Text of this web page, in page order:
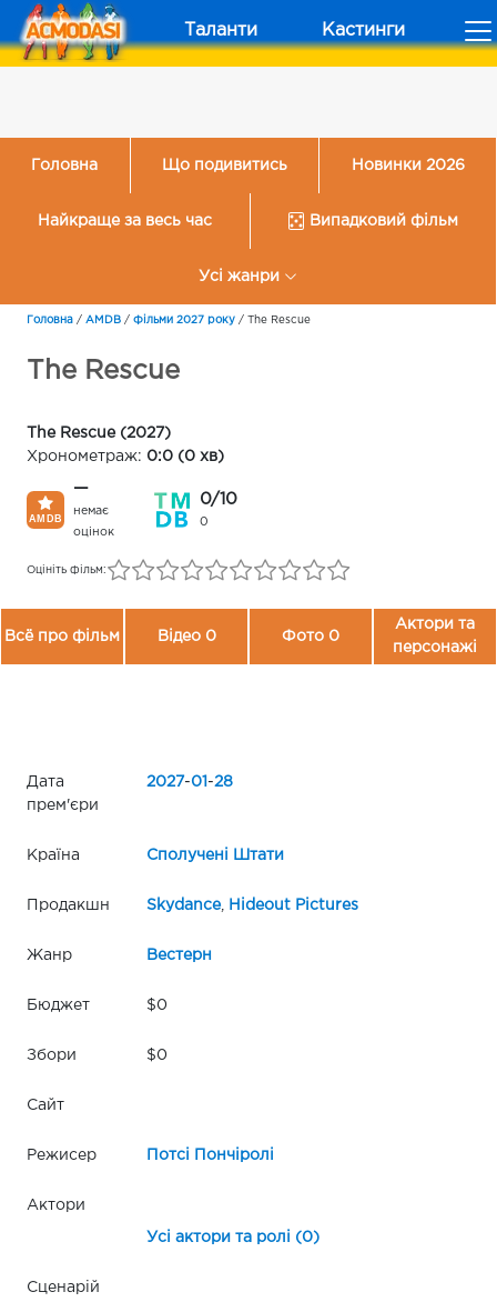
Таланти Кастинги
Головна Що подивитись Новинки 2026
Найкраще за весь час Випадковий фільм
Усі жанри
Головна / AMDB / Фільми 2027 року / The Rescue
The Rescue
The Rescue (2027)
Хронометраж: 0:0 (0 хв)
—
немає
оцінок
0/10
0
Оцініть фільм:
Всё про фільм Відео 0 Фото 0
Актори та
персонажі
Дата
прем'єри
2027-01 -28
Країна Сполучені Штати
Продакшн Skydance, Hideout Pictures
Жанр Вестерн
Бюджет $0
Збори $0
Сайт
Режисер Потсі Пончіролі
Актори
Усі актори та ролі (0)
Сценарій